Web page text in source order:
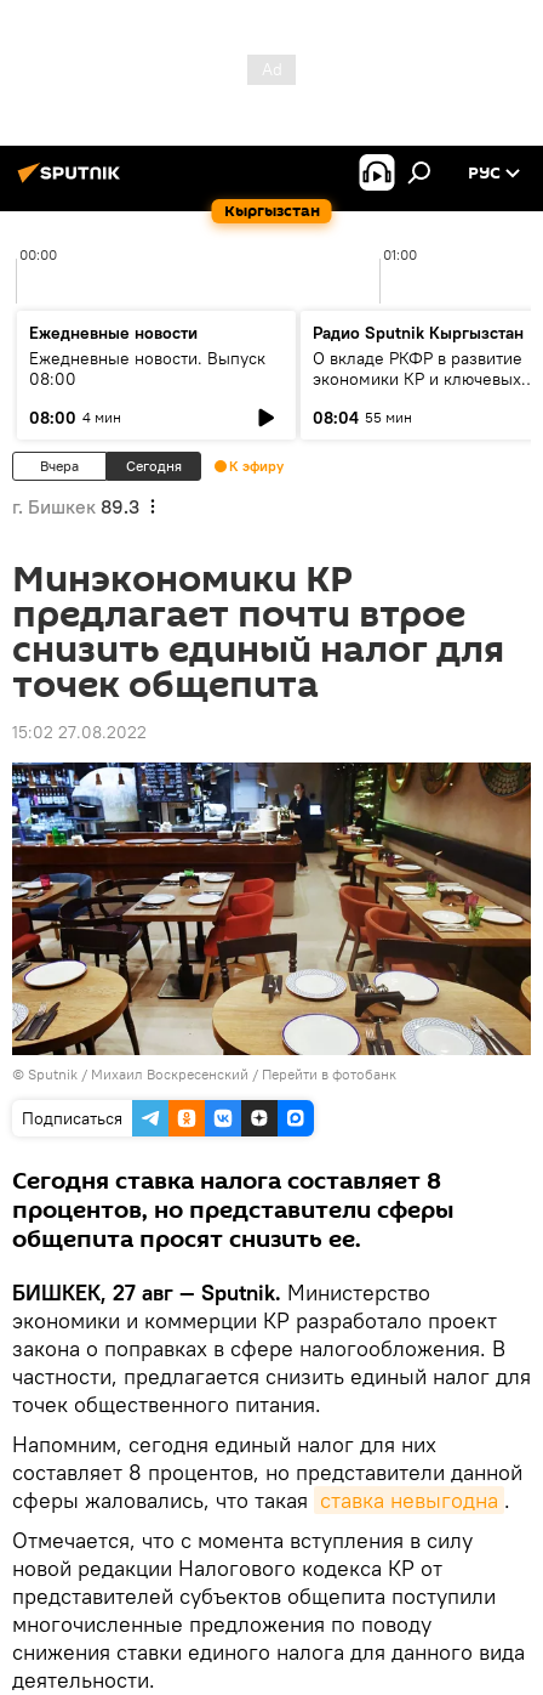
Кыргызстан
РУС
00:00 01:00
Ежедневные новости
Ежедневные новости. Выпуск
08:00
08:00 4 мин
Радио Sputnik Кыргызстан
О вкладе РКФР в развитие
экономики КР и ключевых
08:04 55 мин
Вчера Сегодня К эфиру
г. Бишкек 89.3
Минэкономики КР
предлагает почти втрое
снизить единый налог для
точек общепита
15:02 27.08.2022
© Sputnik / Михаил Воскресенский / Перейти в фотобанк
Подписаться
Сегодня ставка налога составляет 8
процентов, но представители сферы
общепита просят снизить ее.
БИШКЕК, 27 авг — Sputnik. Министерство
экономики и коммерции КР разработало проект
закона о поправках в сфере налогообложения. В
частности, предлагается снизить единый налог для
точек общественного питания.
Напомним, сегодня единый налог для них
составляет 8 процентов, но представители данной
сферы жаловались, что такая ставка невыгодна .
Отмечается, что с момента вступления в силу
новой редакции Налогового кодекса КР от
представителей субъектов общепита поступили
многочисленные предложения по поводу
снижения ставки единого налога для данного вида
деятельности.